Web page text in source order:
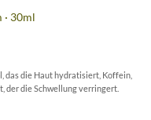
· 30ml
das die Haut hydratisiert, Koffein,
der die Schwellung verringert.